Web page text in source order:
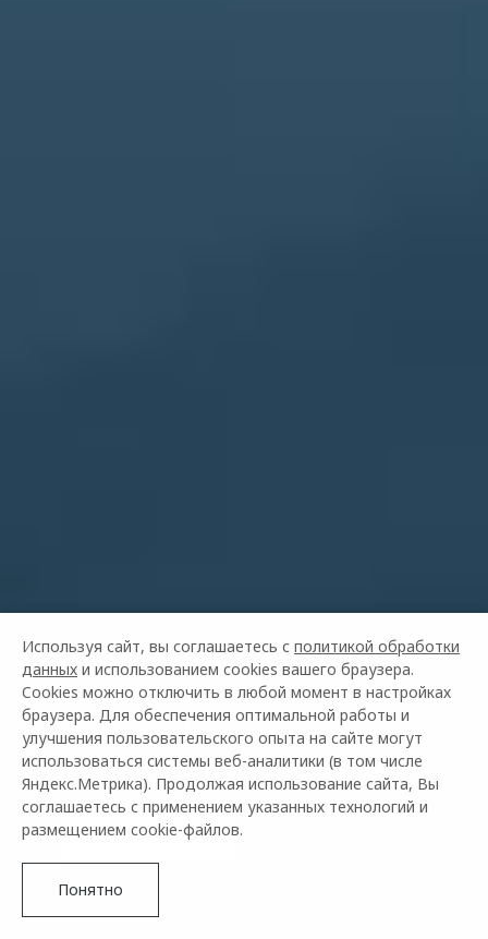
OMODA C7
ОТ 2 739 000 ₽²
Купить в кредит
Используя сайт, вы соглашаетесь с политикой обработки
данных и использованием cookies вашего браузера.
Cookies можно отключить в любой момент в настройках
браузера. Для обеспечения оптимальной работы и
улучшения пользовательского опыта на сайте могут
использоваться системы веб-аналитики (в том числе
Яндекс.Метрика). Продолжая использование сайта, Вы
соглашаетесь с применением указанных технологий и
размещением cookie-файлов.
Понятно